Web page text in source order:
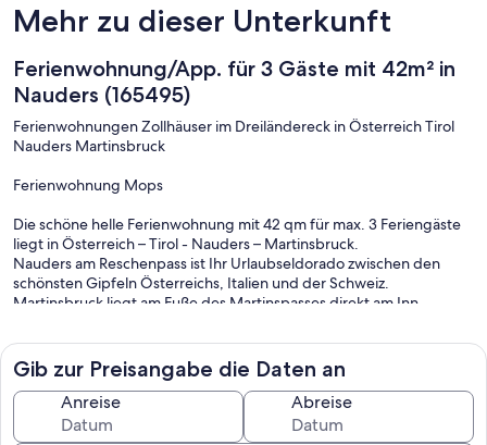
Mehr zu dieser Unterkunft
Ferienwohnung/App. für 3 Gäste mit 42m² in
Nauders (165495)
Ferienwohnungen Zollhäuser im Dreiländereck in Österreich Tirol
Nauders Martinsbruck
Ferienwohnung Mops
Die schöne helle Ferienwohnung mit 42 qm für max. 3 Feriengäste
liegt in Österreich – Tirol - Nauders – Martinsbruck.
Nauders am Reschenpass ist Ihr Urlaubseldorado zwischen den
schönsten Gipfeln Österreichs, Italien und der Schweiz.
Martinsbruck liegt am Fuße des Martinspasses direkt am Inn.
Via Claudia Augustus führt in unmittelbarer Nähe am Objekt vorbei.
Die Skigebiete Nauders 8 km und Samnaun 25km sind auch mit
öffentlichen Verkehrsmitteln erreichbar. Biken und Wandern ab der
Haustür.
Im Haus in der Martinsbruckerstr. 199 befinden sich 5
Ferienwohnungen, wobei die Ferienwohnung Mops die
Gib zur Preisangabe die Daten an
Anreise Abreise